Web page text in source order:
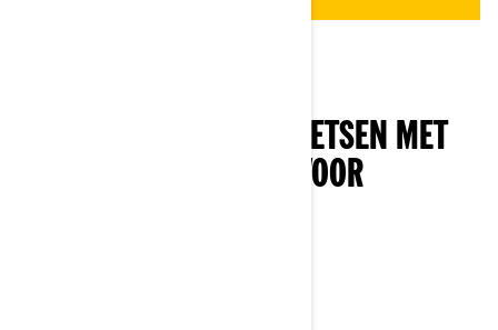
WAAROM ZIJN MOTORFIETSEN MET
DRIE WIELEN PERFECT VOOR